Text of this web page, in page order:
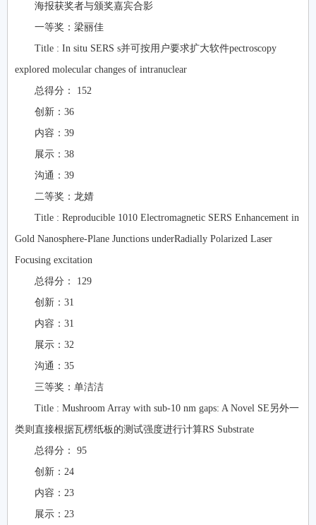
海报获奖者与颁奖嘉宾合影
一等奖：梁丽佳
Title : In situ SERS s并可按用户要求扩大软件pectroscopy
explored molecular changes of intranuclear
总得分： 152
创新：36
内容：39
展示：38
沟通：39
二等奖：龙婧
Title : Reproducible 1010 Electromagnetic SERS Enhancement in
Gold Nanosphere-Plane Junctions underRadially Polarized Laser
Focusing excitation
总得分： 129
创新：31
内容：31
展示：32
沟通：35
三等奖：单洁洁
Title : Mushroom Array with sub-10 nm gaps: A Novel SE另外一
类则直接根据瓦楞纸板的测试强度进行计算RS Substrate
总得分： 95
创新：24
内容：23
展示：23